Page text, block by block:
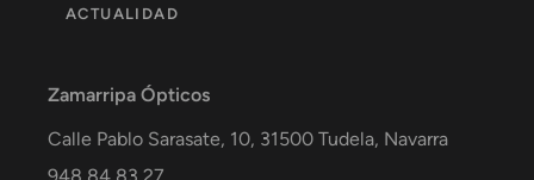
ACTUALIDAD
Zamarripa Ópticos
Calle Pablo Sarasate, 10, 31500 Tudela, Navarra
948 84 83 27